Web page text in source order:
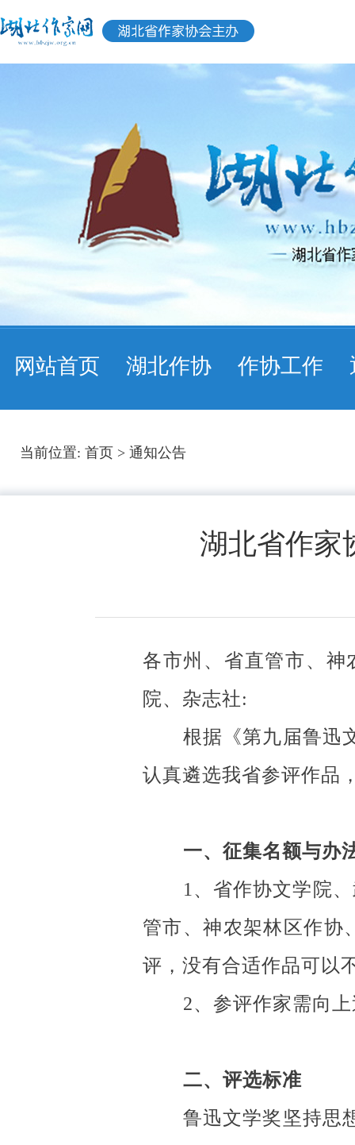
网站首页 湖北作协 作协工作
当前位置: 首页 > 通知公告
湖北省作家
各市州、省直管市、神
院、杂志社:
根据《第九届鲁迅
认真遴选我省参评作品
一、征集名额与办
1、省作协文学院
管市、神农架林区作协
评，没有合适作品可以
2、参评作家需向
二、评选标准
鲁迅文学奖坚持思